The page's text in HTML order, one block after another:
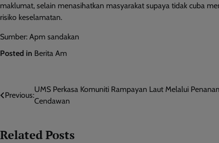
maklumat, selain menasihatkan masyarakat supaya tidak cuba
risiko keselamatan.
Sumber: Apm sandakan
Posted in Berita Am
Post
Previous:
UMS Perkasa Komuniti Rampayan Laut Melalui
Cendawan
Related Posts